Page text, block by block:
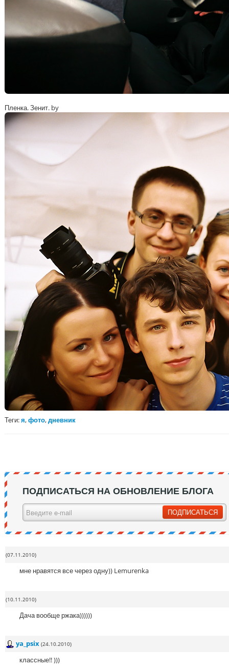
Пленка. Зенит. by
Теги:я,фото,дневник
ПОДПИСАТЬСЯ НА ОБНОВЛЕНИЕ БЛОГА
(07.11.2010)
мне нравятся все через одну)) Lemurenka
(10.11.2010)
Дача вообще ржака))))))
ya_psix (24.10.2010)
классные!! )))